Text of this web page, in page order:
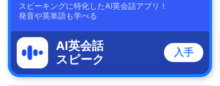
スピーキングに特化したAI英会話アプリ！
発音や英単語も学べる
AI英会話
スピーク
入手